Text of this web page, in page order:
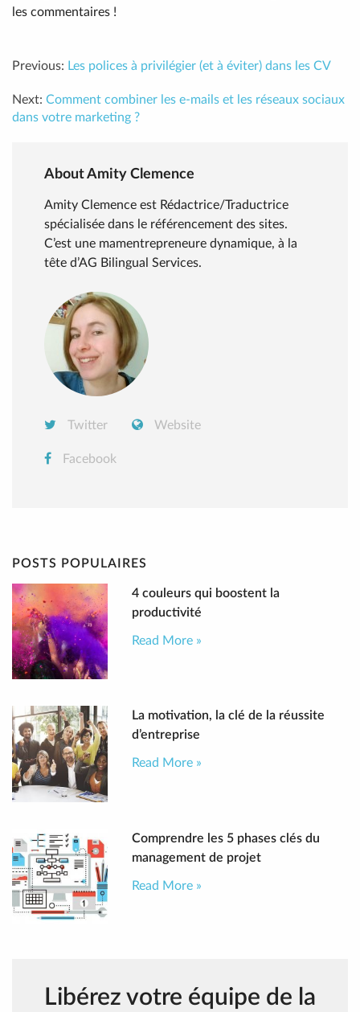
les commentaires !
Previous: Les polices à privilégier (et à éviter) dans les CV
Next: Comment combiner les e-mails et les réseaux sociaux
dans votre marketing ?
About Amity Clemence
Amity Clemence est Rédactrice/Traductrice
spécialisée dans le référencement des sites.
C’est une mamentrepreneure dynamique, à la
tête d’AG Bilingual Services.
Twitter Website
Facebook
POSTS POPULAIRES
4 couleurs qui boostent la
productivité
Read More »
La motivation, la clé de la réussite
d’entreprise
Read More »
Comprendre les 5 phases clés du
management de projet
Read More »
Libérez votre équipe de la